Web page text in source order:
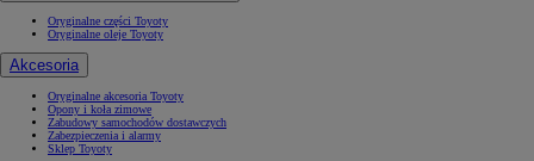
Oryginalne części Toyoty
Oryginalne oleje Toyoty
Akcesoria
Oryginalne akcesoria Toyoty
Opony i koła zimowe
Zabudowy samochodów dostawczych
Zabezpieczenia i alarmy
Sklep Toyoty